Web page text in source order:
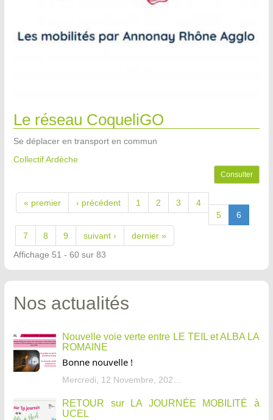
Le réseau CoqueliGO
Se déplacer en transport en commun
Collectif Ardèche
Consulter
« premier ‹ précédent 1 2 3
4
5
6
7 8 9 suivant ›
dernier »
Affichage 51 - 60 sur 83
Nos actualités
Nouvelle voie verte entre LE TEIL et ALBA LA
ROMAINE
Bonne nouvelle !
Mercredi, 12 Novembre, 2025 - 13:34
RETOUR sur LA JOURNÉE MOBILITÉ à
UCEL